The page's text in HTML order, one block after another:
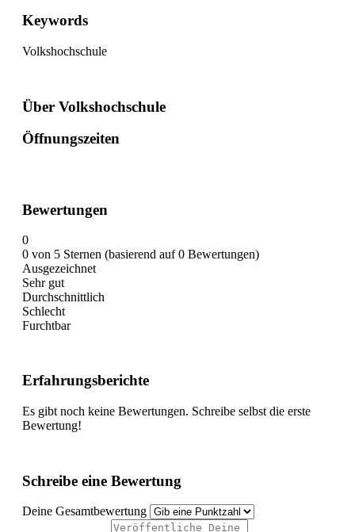
Keywords
Volkshochschule
Über Volkshochschule
Öffnungszeiten
Bewertungen
0
0 von 5 Sternen (basierend auf 0 Bewertungen)
Ausgezeichnet
Sehr gut
Durchschnittlich
Schlecht
Furchtbar
Erfahrungsberichte
Es gibt noch keine Bewertungen. Schreibe selbst die erste
Bewertung!
Schreibe eine Bewertung
Deine Gesamtbewertung